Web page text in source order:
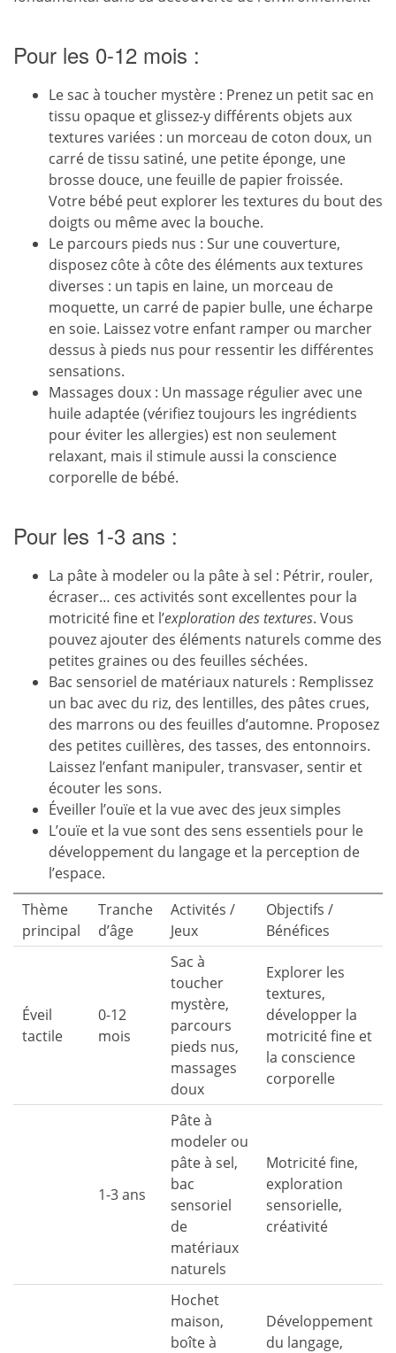
Pour les 0-12 mois :
Le sac à toucher mystère : Prenez un petit sac en
tissu opaque et glissez-y différents objets aux
textures variées : un morceau de coton doux, un
carré de tissu satiné, une petite éponge, une
brosse douce, une feuille de papier froissée.
Votre bébé peut explorer les textures du bout des
doigts ou même avec la bouche.
Le parcours pieds nus : Sur une couverture,
disposez côte à côte des éléments aux textures
diverses : un tapis en laine, un morceau de
moquette, un carré de papier bulle, une écharpe
en soie. Laissez votre enfant ramper ou marcher
dessus à pieds nus pour ressentir les différentes
sensations.
Massages doux : Un massage régulier avec une
huile adaptée (vérifiez toujours les ingrédients
pour éviter les allergies) est non seulement
relaxant, mais il stimule aussi la conscience
corporelle de bébé.
Pour les 1-3 ans :
La pâte à modeler ou la pâte à sel : Pétrir, rouler,
écraser… ces activités sont excellentes pour la
motricité fine et l’exploration des textures. Vous
pouvez ajouter des éléments naturels comme des
petites graines ou des feuilles séchées.
Bac sensoriel de matériaux naturels : Remplissez
un bac avec du riz, des lentilles, des pâtes crues,
des marrons ou des feuilles d’automne. Proposez
des petites cuillères, des tasses, des entonnoirs.
Laissez l’enfant manipuler, transvaser, sentir et
écouter les sons.
Éveiller l’ouïe et la vue avec des jeux simples
L’ouïe et la vue sont des sens essentiels pour le
développement du langage et la perception de
l’espace.
Thème
principal
Tranche
d’âge
Activités /
Jeux
Objectifs /
Bénéfices
Éveil
tactile
0-12
mois
Sac à
toucher
mystère,
parcours
pieds nus,
massages
doux
Explorer les
textures,
développer la
motricité fine et
la conscience
corporelle
1-3 ans
Pâte à
modeler ou
pâte à sel,
bac
sensoriel
de
matériaux
naturels
Motricité fine,
exploration
sensorielle,
créativité
Hochet
maison,
boîte à
Développement
du langage,